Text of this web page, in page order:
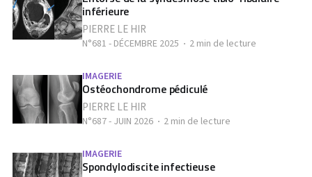
inférieure
PIERRE LE HIR
N°681 - DÉCEMBRE 2025 2 min de lecture
IMAGERIE
Ostéochondrome pédiculé
PIERRE LE HIR
N°687 - JUIN 2026 2 min de lecture
IMAGERIE
Spondylodiscite infectieuse